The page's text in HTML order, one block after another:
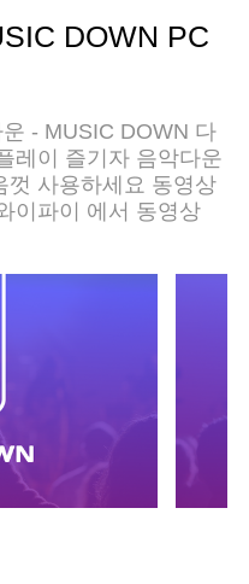
없이 좋아하는 앱을
를 사용하면 컴퓨터에
, 언제나 고품질 경험
DOWN PC
- MUSIC DOWN 다
레이 즐기자 음악다운
껏 사용하세요 동영상
이파이 에서 동영상